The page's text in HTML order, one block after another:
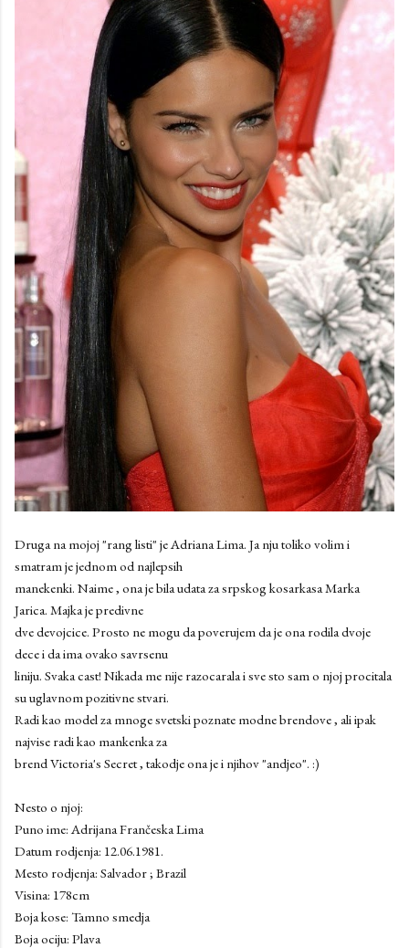
Druga na mojoj "rang listi" je Adriana Lima. Ja nju toliko volim i
smatram je jednom od najlepsih
manekenki. Naime , ona je bila udata za srpskog kosarkasa Marka
Jarica. Majka je predivne
dve devojcice. Prosto ne mogu da poverujem da je ona rodila dvoje
dece i da ima ovako savrsenu
liniju. Svaka cast! Nikada me nije razocarala i sve sto sam o njoj procitala
su uglavnom pozitivne stvari.
Radi kao model za mnoge svetski poznate modne brendove , ali ipak
najvise radi kao mankenka za
brend Victoria's Secret , takodje ona je i njihov "andjeo". :)
Nesto o njoj:
Puno ime: Adrijana Frančeska Lima
Datum rodjenja: 12.06.1981.
Mesto rodjenja: Salvador ; Brazil
Visina: 178cm
Boja kose: Tamno smedja
Boja ociju: Plava